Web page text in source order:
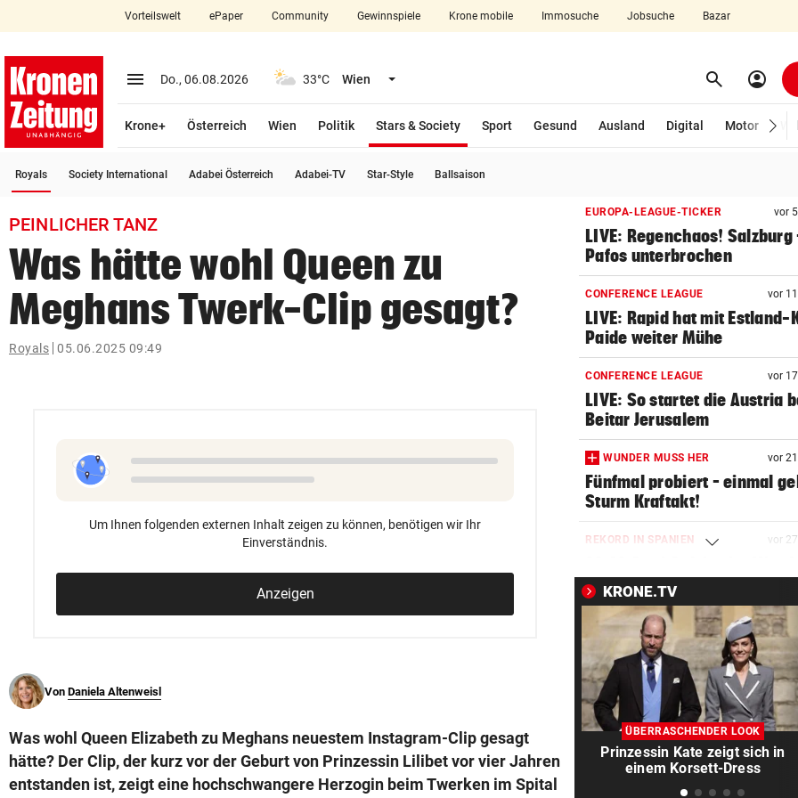
closeSchließen
account_circle Anmelden
arrow_right
pin_drop
bookmark
search
Suchbegriff
eingeben
Vorteilswelt ePaper Community Gewinnspiele Krone mobile Immosuche Jobsuche Bazar
menu Menü aufklappen
Do., 06.08.2026 33°C Wien Menü aufklappen search Suchen
account_circle
Krone+ Österreich Wien Politik Stars & Society
Sport
Gesund Ausland Digital Motor
Royals Society International Adabei Österreich Adabei-TV Star-Style Ballsaison
PEINLICHER TANZ
Was hätte wohl Queen zu
Meghans Twerk-Clip gesagt?
Royals 05.06.2025 09:49
Um Ihnen folgenden externen Inhalt zeigen zu können, benötigen wir Ihr
Einverständnis.
Anzeigen
Von Daniela Altenweisl
Was wohl Queen Elizabeth zu Meghans neuestem Instagram-Clip gesagt
hätte? Der Clip, der kurz vor der Geburt von Prinzessin Lilibet vor vier Jahren
entstanden ist, zeigt eine hochschwangere Herzogin beim Twerken im Spital
EUROPA-LEAGUE-TICKER vor
LIVE: Regenchaos! Salzburg
Pafos unterbrochen
CONFERENCE LEAGUE vor
LIVE: Rapid hat mit Estland-
Paide weiter Mühe
CONFERENCE LEAGUE vor
LIVE: So startet die Austria
Beitar Jerusalem
WUNDER MUSS HER vor
Fünfmal probiert – einmal
Sturm Kraftakt!
REKORD IN SPANIEN vor
gemessen!
LUCKENEDERS HIGHLIGHT vor
„Auf das Foto bin ich stolz –
die Gelbe auch“
NACH ÜBERFALL IN WIEN vor
Cobra stürmt Dorotheum,
verschwunden
KRONE.TV
ÜBERRASCHENDER LOOK
Prinzessin Kate zeigt sich in
einem Korsett-Dress